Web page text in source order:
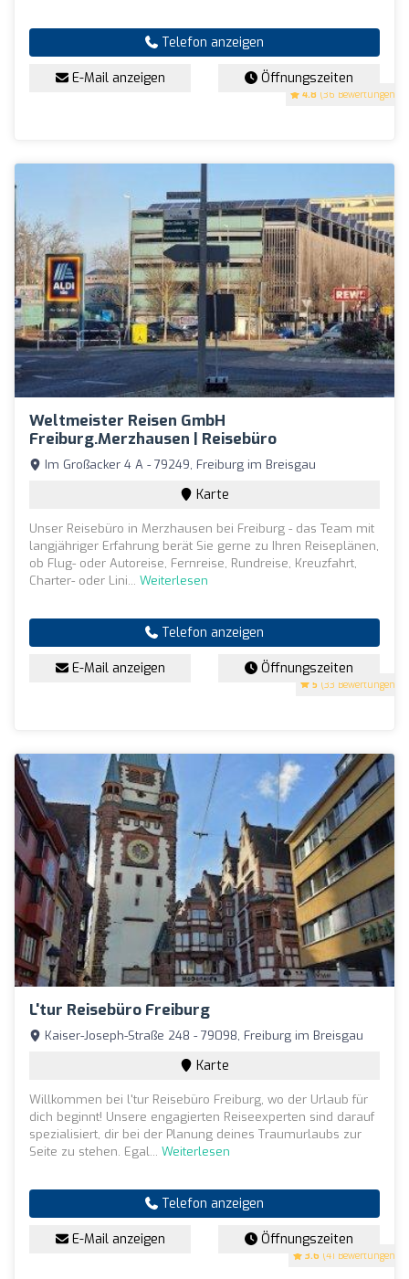
4.8 (36 Bewertungen)
Telefon anzeigen
E-Mail anzeigen Öffnungszeiten
Weltmeister Reisen GmbH
Freiburg.Merzhausen | Reisebüro
5 (33 Bewertungen)
Im Großacker 4 A - 79249, Freiburg im Breisgau
Karte
Unser Reisebüro in Merzhausen bei Freiburg - das Team mit
langjähriger Erfahrung berät Sie gerne zu Ihren Reiseplänen,
ob Flug- oder Autoreise, Fernreise, Rundreise, Kreuzfahrt,
Charter- oder Lini... Weiterlesen
Telefon anzeigen
E-Mail anzeigen Öffnungszeiten
L'tur Reisebüro Freiburg
3.6 (41 Bewertungen)
Kaiser-Joseph-Straße 248 - 79098, Freiburg im Breisgau
Karte
Willkommen bei l'tur Reisebüro Freiburg, wo der Urlaub für
dich beginnt! Unsere engagierten Reiseexperten sind darauf
spezialisiert, dir bei der Planung deines Traumurlaubs zur
Seite zu stehen. Egal... Weiterlesen
Telefon anzeigen
E-Mail anzeigen Öffnungszeiten